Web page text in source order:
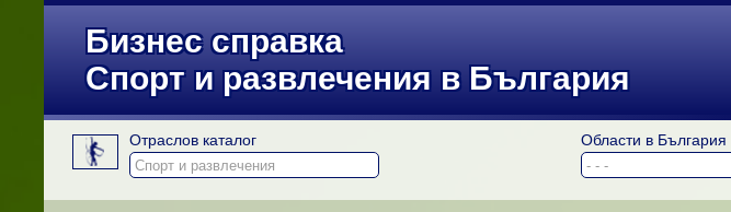
Бизнес справка
Спорт и развлечения в България
Отраслов каталог Области в България